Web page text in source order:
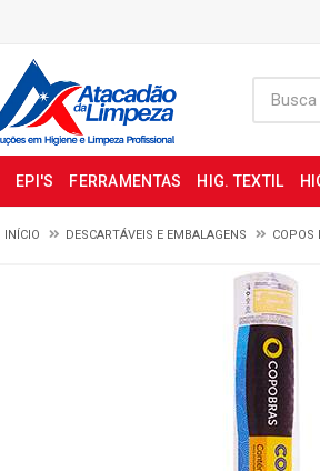
EPI'S FERRAMENTAS HIG. TEXTIL
INÍCIO DESCARTÁVEIS E EMBALAGENS COPOS